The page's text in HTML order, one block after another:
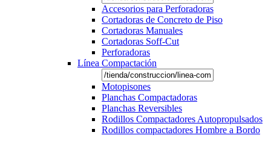
Accesorios para Perforadoras
Cortadoras de Concreto de Piso
Cortadoras Manuales
Cortadoras Soff-Cut
Perforadoras
Línea Compactación
Motopisones
Planchas Compactadoras
Planchas Reversibles
Rodillos Compactadores Autopropulsados
Rodillos compactadores Hombre a Bordo